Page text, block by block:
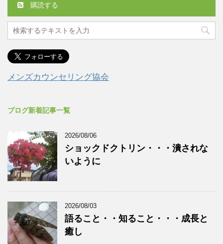
購読する
メンズカウンセリング協会
ブログ新着記事一覧
2026/08/06
ショックドクトリン・・・潰されな
いように
2026/08/03
語ること・・知ること・・・成長と
癒し